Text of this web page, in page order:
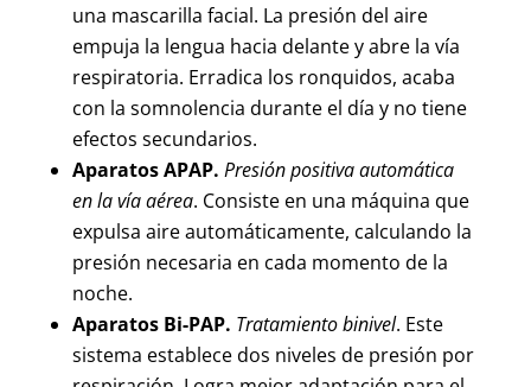
una mascarilla facial. La presión del aire
empuja la lengua hacia delante y abre la vía
respiratoria. Erradica los ronquidos, acaba
con la somnolencia durante el día y no tiene
efectos secundarios.
Aparatos APAP. Presión positiva automática
en la vía aérea. Consiste en una máquina que
expulsa aire automáticamente, calculando la
presión necesaria en cada momento de la
noche.
Aparatos Bi-PAP. Tratamiento binivel. Este
sistema establece dos niveles de presión por